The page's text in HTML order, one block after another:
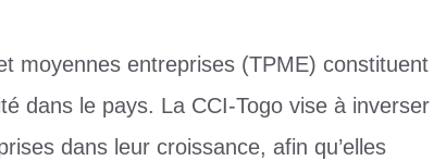
moyennes entreprises (TPME) constituent
dans le pays. La CCI-Togo vise à inverser
dans leur croissance, afin qu’elles